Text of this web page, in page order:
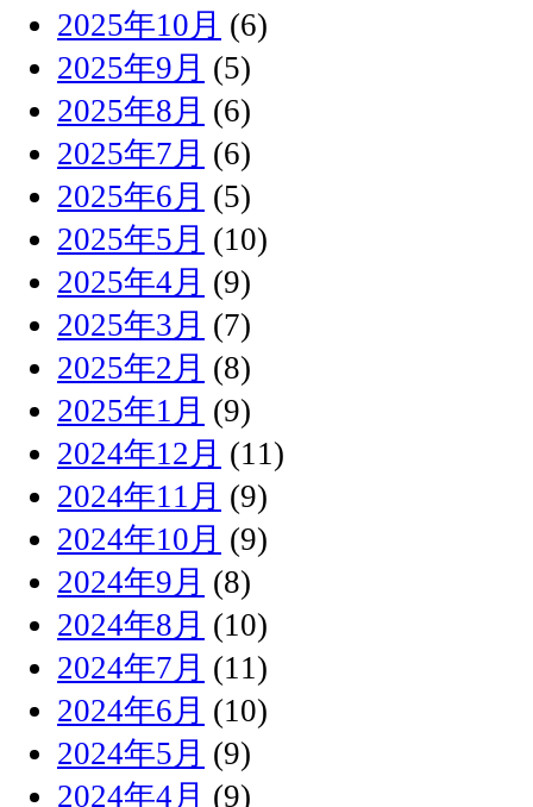
2025年10月 (6)
2025年9月 (5)
2025年8月 (6)
2025年7月 (6)
2025年6月 (5)
2025年5月 (10)
2025年4月 (9)
2025年3月 (7)
2025年2月 (8)
2025年1月 (9)
2024年12月 (11)
2024年11月 (9)
2024年10月 (9)
2024年9月 (8)
2024年8月 (10)
2024年7月 (11)
2024年6月 (10)
2024年5月 (9)
2024年4月 (9)